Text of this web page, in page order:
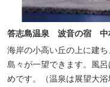
答志島温泉 波音の宿 中
海岸の小高い丘の上に建ち
島々が一望できます。風
めです。（温泉は展望大浴